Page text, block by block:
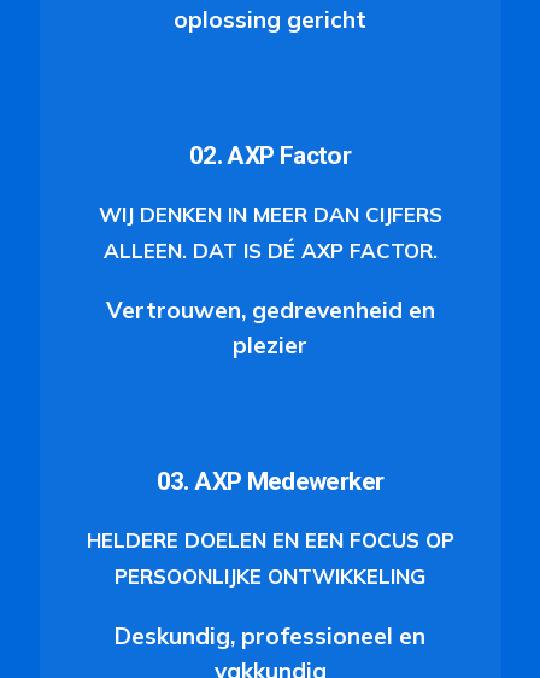
oplossing gericht
02. AXP Factor
WIJ DENKEN IN MEER DAN CIJFERS
ALLEEN. DAT IS DÉ AXP FACTOR.
Vertrouwen, gedrevenheid en
plezier
03. AXP Medewerker
HELDERE DOELEN EN EEN FOCUS OP
PERSOONLIJKE ONTWIKKELING
Deskundig, professioneel en
vakkundig